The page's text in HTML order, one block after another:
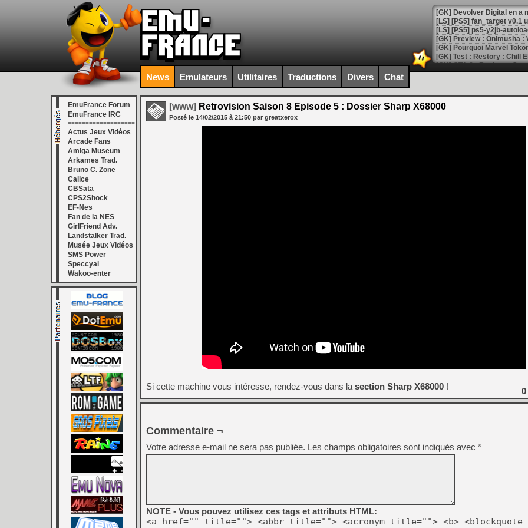
[GK] Devolver Digital en a
[LS] [PS5] ps5-y2jb-
[GK] Pourquoi Marvel
[GK] Test : Restory : Chill
[GK] GTA 6 : Rockstar
[GK] Hot Wheels Infinite
[GK] Mémoire cash -
[GK] Résultats Nintendo :
[GK] Déjà des
[Mo5] Brickboy cherche à
[GK] Minecraft et ses «
[GK] Beast of
[GK] Ubisoft : fin de partie
[GK] Mémoire cash -
[GK] Dan Houser (GTA)
[GK] Comment EA Sports
[GK] Crimson Moon : un
[GK] Isle of Reveries : le
[GK] Moonlighter 2 : The
[GK] Capcom relance
[Mo5] Deux inédits du
[GK] Le beat'em up The
[GK] Endless Legend 2 :
[LS] [PS5] Le WebKit
[GK] Oubliez Crazy Taxi,
[LS] [Switch] NSZ 5.0.0
[GK] No More Room in
[GK] Un chatbot Atelier
[GK] Agenda - GeForce
News Emulateurs Utilitaires Traductions Divers Chat
EmuFrance Forum
EmuFrance IRC
===================
Actus Jeux Vidéos
Arcade Fans
Amiga Museum
Arkames Trad.
Bruno C. Zone
Calice
CBSata
CPS2Shock
EF-Nes
Fan de la NES
GirlFriend Adv.
Landstalker Trad.
Musée Jeux Vidéos
SMS Power
Speccyal
Wakoo-enter
[www] Retrovision Saison 8 Episode 5 : Dossier Sharp X68000
Posté le 14/02/2015 à 21:50 par greatxerox
Si cette machine vous intéresse, rendez-vous dans la section Sharp X68000 ! 0
Commentaire ¬
Votre adresse e-mail ne sera pas publiée. Les champs obligatoires sont indiqués avec *
NOTE - Vous pouvez utilisez ces tags et attributs HTML:
<a href="" title=""> <abbr title=""> <acronym title=""> <b> <blockquote